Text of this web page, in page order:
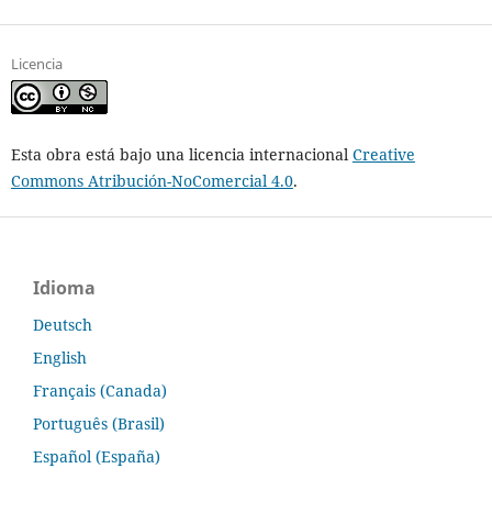
Licencia
Esta obra está bajo una licencia internacional Creative
Commons Atribución-NoComercial 4.0.
Idioma
Deutsch
English
Français (Canada)
Português (Brasil)
Español (España)